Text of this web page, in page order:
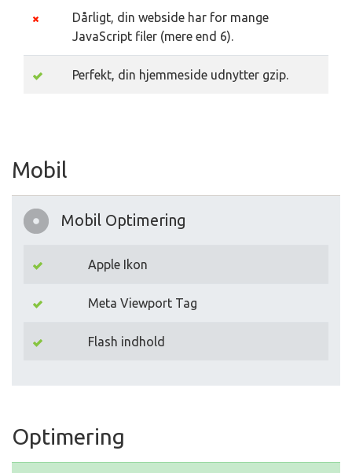
Dårligt, din webside har for mange
JavaScript filer (mere end 6).
Perfekt, din hjemmeside udnytter gzip.
Mobil
Mobil Optimering
Apple Ikon
Meta Viewport Tag
Flash indhold
Optimering